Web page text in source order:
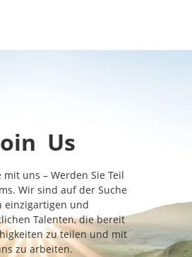
Us
mit uns – Werden Sie Teil
Wir sind auf der Suche
einzigartigen und
Talenten, die bereit
zu teilen und mit
zu arbeiten.